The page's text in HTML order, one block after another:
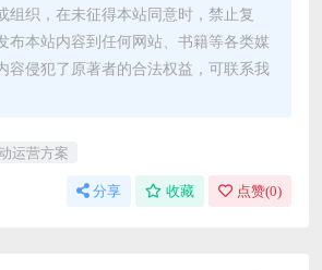
组织，在未征得本站同意时，禁止复
布本站内容到任何网站、书籍等各类媒
容侵犯了原著者的合法权益，可联系我
运营方案
分享 收藏 点赞(0)